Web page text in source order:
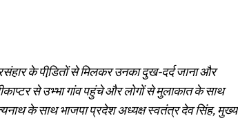
के पीडि़तों से मिलकर उनका दुख-दर्द जाना और
से उभ्भा गांव पहुंचे और लोगों से मुलाकात के साथ
के साथ भाजपा प्रदेश अध्‍यक्ष स्‍वतंत्र देव सिंह, मुख्य